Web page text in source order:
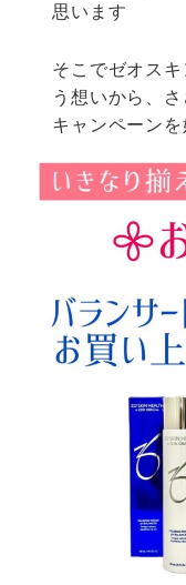
思います
そこでゼオス
う想いから、
キャンペーンを